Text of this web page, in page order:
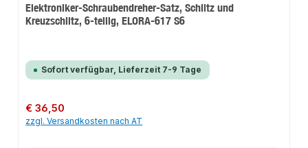
Elektroniker-Schraubendreher-Satz, Schlitz und
Kreuzschlitz, 6-teilig, ELORA-617 S6
Sofort verfügbar, Lieferzeit 7-9 Tage
Regulärer Preis:
€ 36,50
zzgl. Versandkosten nach AT